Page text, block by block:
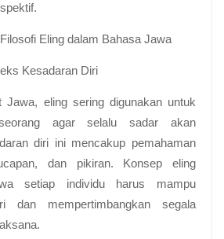
Eling dalam Bahasa Jawa
Kesadaran Diri
Jawa, eling sering digunakan untuk
agar selalu sadar akan
diri ini mencakup pemahaman
dan pikiran. Konsep eling
setiap individu harus mampu
dan mempertimbangkan segala